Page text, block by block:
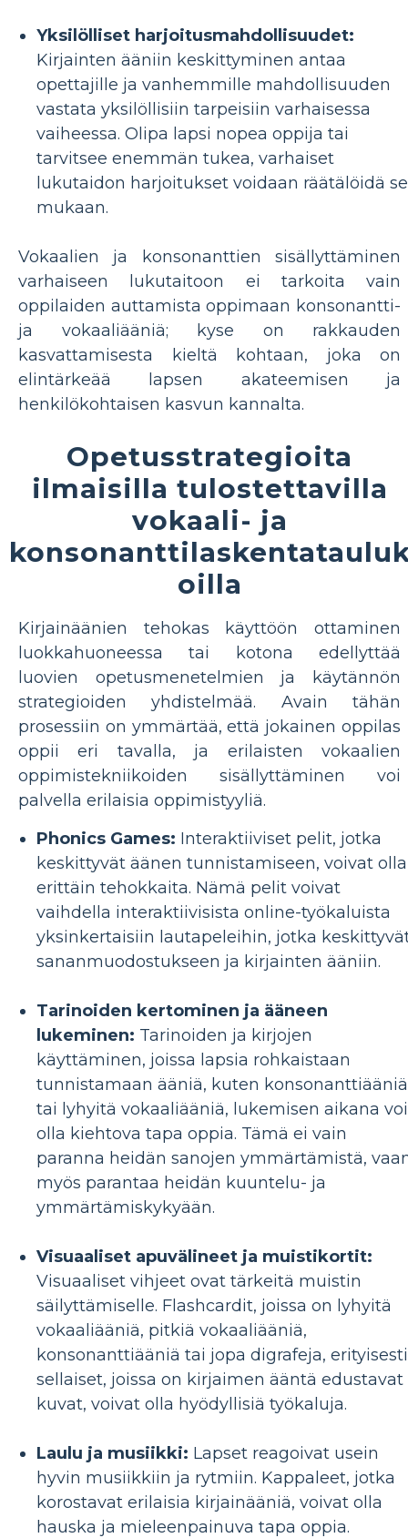
Yksilölliset harjoitusmahdollisuudet:
Kirjainten ääniin keskittyminen antaa
opettajille ja vanhemmille mahdollisuuden
vastata yksilöllisiin tarpeisiin varhaisessa
vaiheessa. Olipa lapsi nopea oppija tai
tarvitsee enemmän tukea, varhaiset
lukutaidon harjoitukset voidaan räätälöidä
mukaan.
Vokaalien ja konsonanttien sisällyttäminen
varhaiseen lukutaitoon ei tarkoita vain
oppilaiden auttamista oppimaan konsonantti-
ja vokaaliääniä; kyse on rakkauden
kasvattamisesta kieltä kohtaan, joka on
elintärkeää lapsen akateemisen ja
henkilökohtaisen kasvun kannalta.
Opetusstrategioita
ilmaisilla tulostettavilla
vokaali- ja
oilla
Kirjainäänien tehokas käyttöön ottaminen
luokkahuoneessa tai kotona edellyttää
luovien opetusmenetelmien ja käytännön
strategioiden yhdistelmää. Avain tähän
prosessiin on ymmärtää, että jokainen oppilas
oppii eri tavalla, ja erilaisten vokaalien
oppimistekniikoiden sisällyttäminen voi
palvella erilaisia ​​oppimistyyliä.
Phonics Games: Interaktiiviset pelit, jotka
keskittyvät äänen tunnistamiseen, voivat olla
erittäin tehokkaita. Nämä pelit voivat
vaihdella interaktiivisista online-työkaluista
yksinkertaisiin lautapeleihin, jotka
sananmuodostukseen ja kirjainten ääniin.
Tarinoiden kertominen ja ääneen
lukeminen: Tarinoiden ja kirjojen
käyttäminen, joissa lapsia rohkaistaan ​​
tunnistamaan ääniä, kuten konsonanttiääniä
tai lyhyitä vokaaliääniä, lukemisen aikana voi
olla kiehtova tapa oppia. Tämä ei vain
paranna heidän sanojen ymmärtämistä,
myös parantaa heidän kuuntelu- ja
ymmärtämiskykyään.
Visuaaliset apuvälineet ja muistikortit:
Visuaaliset vihjeet ovat tärkeitä muistin
säilyttämiselle. Flashcardit, joissa on lyhyitä
vokaaliääniä, pitkiä vokaaliääniä,
konsonanttiääniä tai jopa digrafeja, erityisesti
sellaiset, joissa on kirjaimen ääntä edustavat
kuvat, voivat olla hyödyllisiä työkaluja.
Laulu ja musiikki: Lapset reagoivat usein
hyvin musiikkiin ja rytmiin. Kappaleet, jotka
korostavat erilaisia ​​kirjainääniä, voivat olla
hauska ja mieleenpainuva tapa oppia.